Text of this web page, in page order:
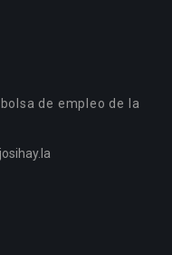
de empleo de la